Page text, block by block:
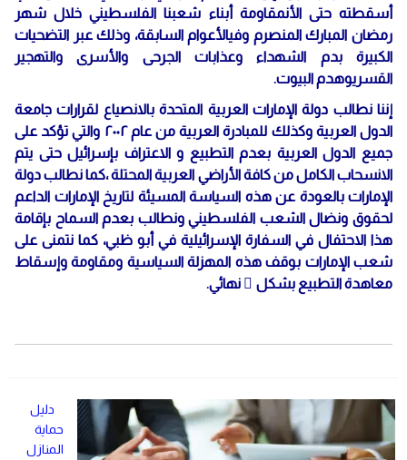
أسقطته حتى الأنمقاومة أبناء شعبنا الفلسطيني خلال شهر
رمضان المبارك المنصرم وفيالأعوام السابقة، وذلك عبر التضحيات
الكبيرة بدم الشهداء وعذابات الجرحى والأسرى والتهجير
القسريوهدم البيوت.
إننا نطالب دولة الإمارات العربية المتحدة بالانصياع لقرارات جامعة
الدول العربية وكذلك للمبادرة العربية من عام ٢٠٠٢ والتي تؤكد على
جميع الدول العربية بعدم التطبيع و الاعتراف بإسرائيل حتى يتم
الانسحاب الكامل من كافة الأراضي العربية المحتلة ،كما نطالب دولة
الإمارات بالعودة عن هذه السياسة المسيئة لتاريخ الإمارات الداعم
لحقوق ونضال الشعب الفلسطيني ونطالب بعدم السماح بإقامة
هذا الاحتفال في السفارة الإسرائيلية في أبو ظبي، كما نتمنى على
شعب الإمارات بوقف هذه المهزلة السياسية ومقاومة وإسقاط
معاهدة التطبيع بشكل ً نهائي.
دليل
حماية
المنازل